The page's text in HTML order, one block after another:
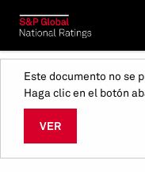
Este documento no se
Haga clic en el botón
VER